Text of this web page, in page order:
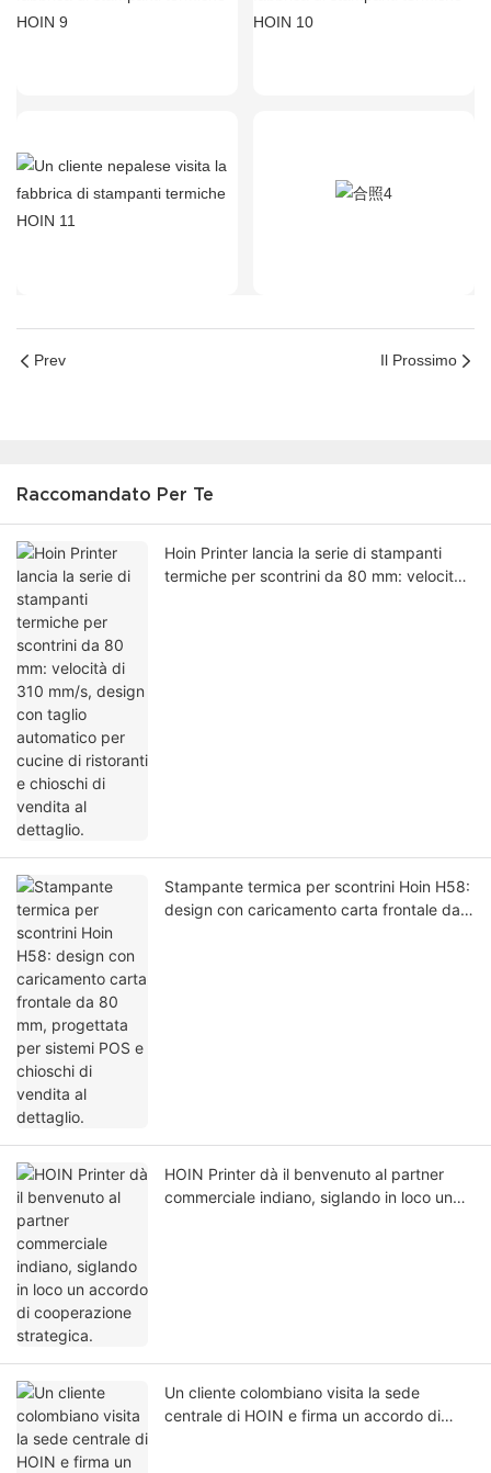
Prev Il Prossimo
Raccomandato Per Te
Hoin Printer lancia la serie di stampanti
termiche per scontrini da 80 mm: velocità
Stampante termica per scontrini Hoin H58:
design con caricamento carta frontale da
HOIN Printer dà il benvenuto al partner
commerciale indiano, siglando in loco un
Un cliente colombiano visita la sede
centrale di HOIN e firma un accordo di